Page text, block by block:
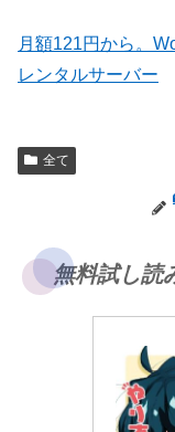
月額121円から。
レンタルサーバー
全て
無料試し読